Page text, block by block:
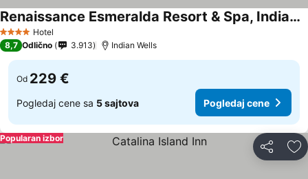
4 ZvezdiceHotel
Renaissance Esmeralda Resort & Spa, Indian Wells
Pogledaj cene
8,7 Odlično 3.913 Indian Wells
Od 229 €
Pogledaj cene sa 5 sajtova Pogledaj cene
Deli
Popularan izbor